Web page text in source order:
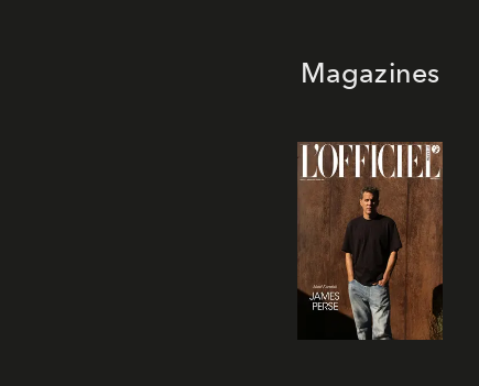
Magazines